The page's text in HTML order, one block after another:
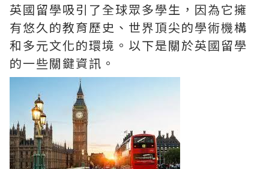
英國留學吸引了全球眾多學生，因為它擁
有悠久的教育歷史、世界頂尖的學術機構
和多元文化的環境。以下是關於英國留學
的一些關鍵資訊。